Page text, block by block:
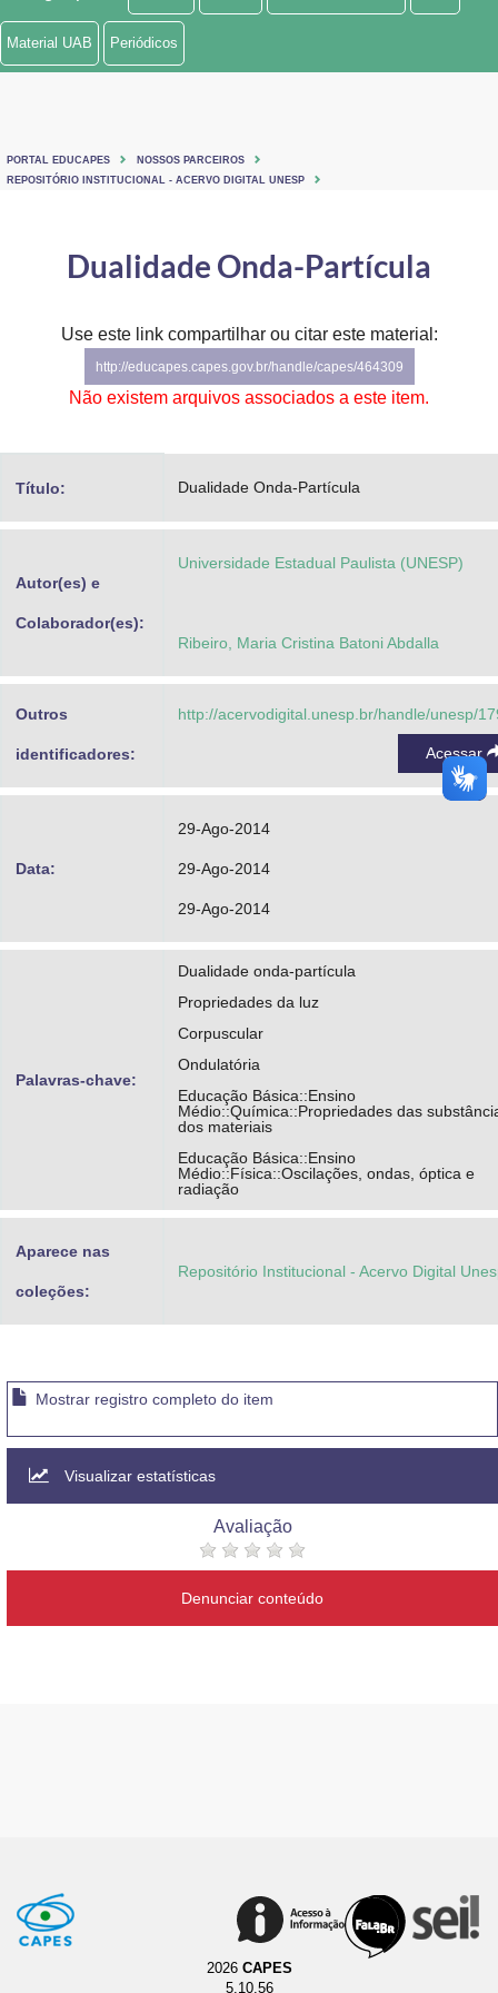
Ministério de Minas e Energia
Ministério do Turismo
Controladoria-Geral da União
Advocacia-Geral da União
Planalto
Material UAB Periódicos
PORTAL EDUCAPES
NOSSOS PARCEIROS
REPOSITÓRIO INSTITUCIONAL - ACERVO DIGITAL UNESP
Dualidade Onda-Partícula
Use este link compartilhar ou citar este material:
http://educapes.capes.gov.br/handle/capes/464309
Não existem arquivos associados a este item.
Título: Dualidade Onda-Partícula
Autor(es) e
Colaborador(es):
Universidade Estadual Paulista (UNESP)
Ribeiro, Maria Cristina Batoni Abdalla
Outros
identificadores:
http://acervodigital.unesp.br/handle/unesp/
Acessar
Data:
29-Ago-2014
29-Ago-2014
29-Ago-2014
Palavras-chave:
Dualidade onda-partícula
Propriedades da luz
Corpuscular
Ondulatória
Educação Básica::Ensino
Médio::Química::Propriedades das
dos materiais
Educação Básica::Ensino
Médio::Física::Oscilações, ondas, óptica e
radiação
Aparece nas
coleções:
Repositório Institucional - Acervo Digital
Mostrar registro completo do item
Visualizar estatísticas
Avaliação
Denunciar conteúdo
2026 CAPES
5.10.56